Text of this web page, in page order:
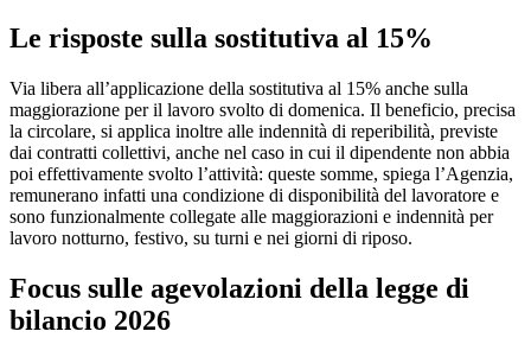
Le risposte sulla sostitutiva al 15%
Via libera all’applicazione della sostitutiva al 15% anche sulla
maggiorazione per il lavoro svolto di domenica. Il beneficio, precisa
la circolare, si applica inoltre alle indennità di reperibilità, previste
dai contratti collettivi, anche nel caso in cui il dipendente non abbia
poi effettivamente svolto l’attività: queste somme, spiega l’Agenzia,
remunerano infatti una condizione di disponibilità del lavoratore e
sono funzionalmente collegate alle maggiorazioni e indennità per
lavoro notturno, festivo, su turni e nei giorni di riposo.
Focus sulle agevolazioni della legge di
bilancio 2026